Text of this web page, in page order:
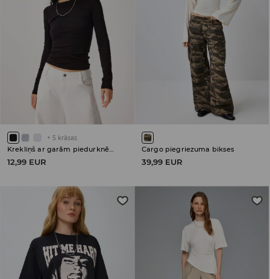
+ 5 krāsas
12,99 EUR
Cargo piegriezuma bikses
39,99 EUR